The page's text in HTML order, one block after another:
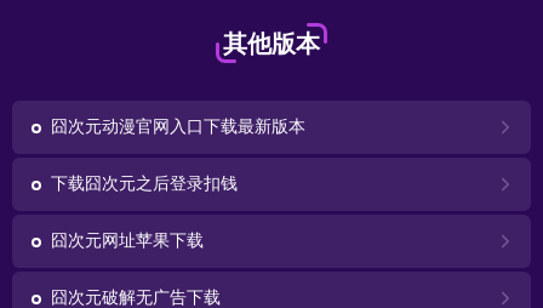
其他版本
囧次元动漫官网入口下载最新版本
下载囧次元之后登录扣钱
囧次元网址苹果下载
囧次元破解无广告下载